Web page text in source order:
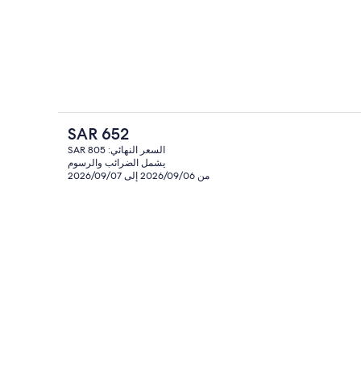
الردهة
السعر
الحالي
هو
SAR
SAR 652
السعر النهائي: SAR 805
يشمل الضرائب والرسوم
من 2026/09/06 إلى 2026/09/07